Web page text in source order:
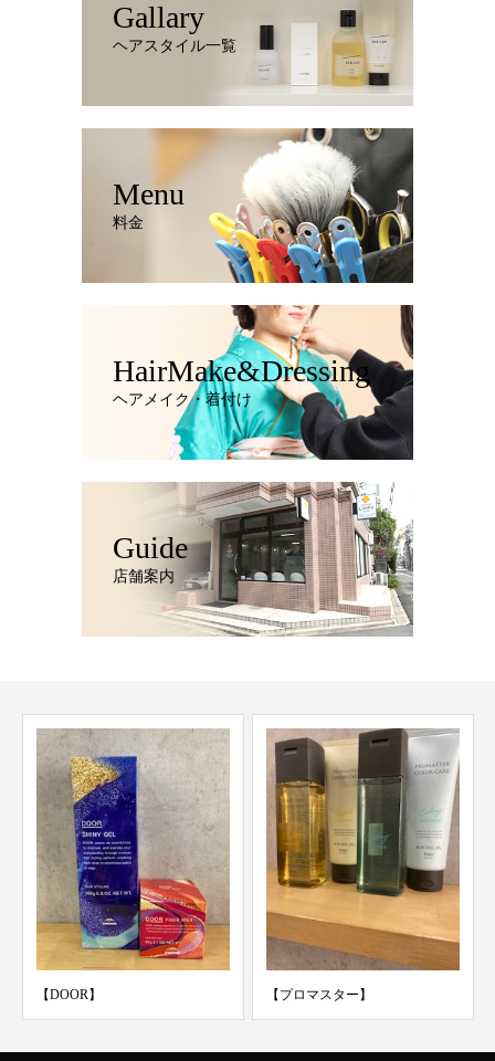
Gallary
ヘアスタイル一覧
Menu
料金
HairMake&Dressing
ヘアメイク・着付け
Guide
店舗案内
【DOOR】 【プロマスター】